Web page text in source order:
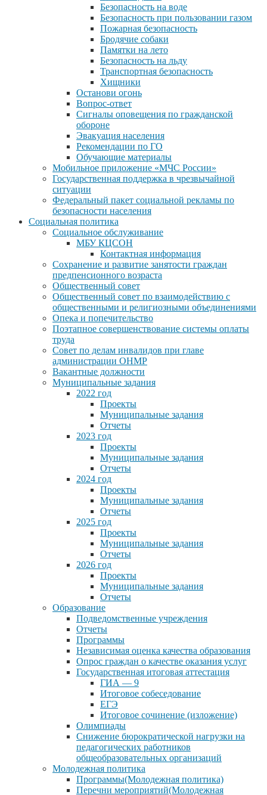
Безопасность на воде
Безопасность при пользовании газом
Пожарная безопасность
Бродячие собаки
Памятки на лето
Безопасность на льду
Транспортная безопасность
Хищники
Останови огонь
Вопрос-ответ
Сигналы оповещения по гражданской
обороне
Эвакуация населения
Рекомендации по ГО
Обучающие материалы
Мобильное приложение «МЧС России»
Государственная поддержка в чрезвычайной
ситуации
Федеральный пакет социальной рекламы по
безопасности населения
Социальная политика
Социальное обслуживание
МБУ КЦСОН
Контактная информация
Сохранение и развитие занятости граждан
предпенсионного возраста
Общественный совет
Общественный совет по взаимодействию с
общественными и религиозными объединениями
Опека и попечительство
Поэтапное совершенствование системы оплаты
труда
Совет по делам инвалидов при главе
администрации ОНМР
Вакантные должности
Муниципальные задания
2022 год
Проекты
Муниципальные задания
Отчеты
2023 год
Проекты
Муниципальные задания
Отчеты
2024 год
Проекты
Муниципальные задания
Отчеты
2025 год
Проекты
Муниципальные задания
Отчеты
2026 год
Проекты
Муниципальные задания
Отчеты
Образование
Подведомственные учреждения
Отчеты
Программы
Независимая оценка качества образования
Опрос граждан о качестве оказания услуг
Государственная итоговая аттестация
ГИА — 9
Итоговое собеседование
ЕГЭ
Итоговое сочинение (изложение)
Олимпиады
Снижение бюрократической нагрузки на
педагогических работников
общеобразовательных организаций
Молодежная политика
Программы(Молодежная политика)
Перечни мероприятий(Молодежная